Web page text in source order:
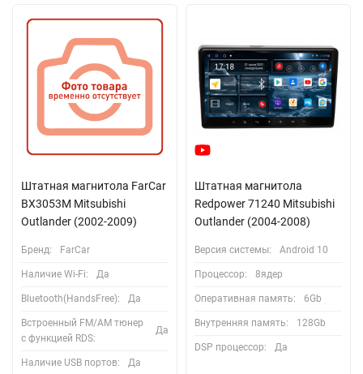
Штатная магнитола FarCar
BX3053M Mitsubishi
Outlander (2002-2009)
Бренд: FarCar
Наличие Wi-Fi: Да
Bluetooth(HandsFree): Да
Встроенный FM/AM тюнер
с функцией RDS:
Да
Наличие USB портов: Да
Штатная магнитола
Redpower 71240 Mitsubishi
Outlander (2004-2008)
Версия системы: Android 10
Процессор: 8ядер
Оперативная память: 6Gb
Внутренняя память: 128Gb
DSP процессор: Да